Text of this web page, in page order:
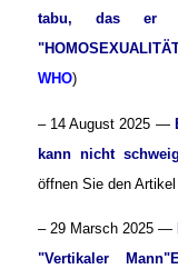
tabu, das er
WHO)
– 14 August 2025 —
kann nicht
öffnen Sie den
– 29 Marsch 2025 —
"Vertikaler Mann